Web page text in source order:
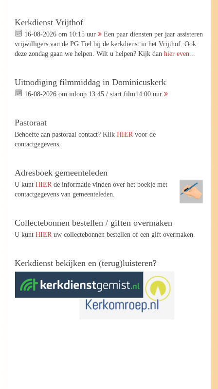
Kerkdienst Vrijthof
16-08-2026 om 10:15 uur
Een paar diensten per jaar assisteren
vrijwilligers van de PG Tiel bij de kerkdienst in het Vrijthof. Ook
deze zondag gaan we helpen. Wilt u helpen? Kijk dan hier even...
Uitnodiging filmmiddag in Dominicuskerk
16-08-2026 om inloop 13:45 / start film14:00 uur
Pastoraat
Behoefte aan pastoraal contact? Klik HIER voor de
contactgegevens.
Adresboek gemeenteleden
U kunt HIER de informatie vinden over het boekje met
contactgegevens van gemeenteleden.
Collectebonnen bestellen / giften overmaken
U kunt HIER uw collectebonnen bestellen of een gift overmaken.
Kerkdienst bekijken en (terug)luisteren?